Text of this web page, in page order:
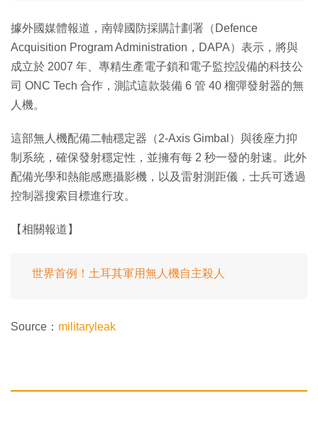
據外國媒體報道，南韓國防採購計劃署（Defence
Acquisition Program Administration，DAPA）表示，將與
成立於 2007 年、專精生產電子鎖和電子監控設備的科技公
司 ONC Tech 合作，測試這款裝備 6 管 40 榴彈發射器的無
人機。
這部無人機配備二軸穩定器（2-Axis Gimbal）與後座力抑
制系統，確保發射穩定性，並擁有每 2 秒一發的射速。此外
配備光學和熱能感應攝影機，以及雷射測距儀，士兵可透過
控制器搜索目標進行攻。
【相關報道】
世界首例！土耳其軍用無人機自主殺人
Source： militaryleak